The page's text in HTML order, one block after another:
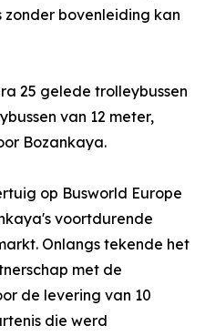
bovenleiding kan
25 gelede trolleybussen
van 12 meter,
Bozankaya.
op Busworld Europe
voortdurende
Onlangs tekende het
met de
de levering van 10
die werd